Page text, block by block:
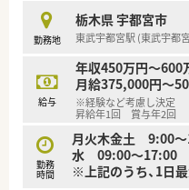
えるきっかけを掴んで
＜こんな薬局です＞
■門前クリニックより、
に応需しています。
■処方枚数は1日40枚程
■薬剤師さんは正社員2
体制で運営しています。
■調剤事務さんも2名お
■調剤室は広々として
す。
勤務地
栃木県 宇都宮市
東武宇都宮駅 (東武宇都
給与
年収450万円～600
月給375,000円～
※経験など考慮し決定
昇給年1回 賞与年2回
勤務
時間
月火木金土 9:00
水 09:00～17:00
※上記のうち、1日